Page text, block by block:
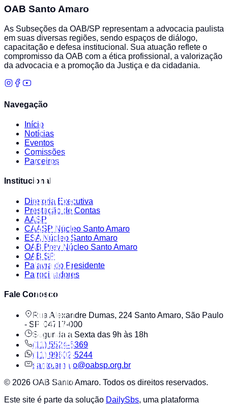
OAB Santo Amaro
As Subseções da OAB/SP representam a advocacia paulista
em suas diversas regiões, sendo espaços de diálogo,
capacitação e defesa institucional. Sua atuação reflete o
compromisso da OAB com a ética profissional, a valorização
da advocacia e a promoção da Justiça e da cidadania.
Navegação
Início
Notícias
Eventos
Comissões
Parceiros
Institucional
Diretoria Executiva
Prestação de Contas
AASP
CAASP Núcleo Santo Amaro
ESA Núcleo Santo Amaro
OAB Prev Núcleo Santo Amaro
OAB SP
Palavra do Presidente
Patrocinadores
Fale Conosco
Rua Alexandre Dumas, 224 Santo Amaro, São Paulo
- SP, 04717-000
Segunda a Sexta das 9h às 18h
(11) 5524-5369
(11) 99602-5244
santo.amaro@oabsp.org.br
© 2026 OAB Santo Amaro. Todos os direitos reservados.
Este site é parte da solução DailySbs, uma plataforma